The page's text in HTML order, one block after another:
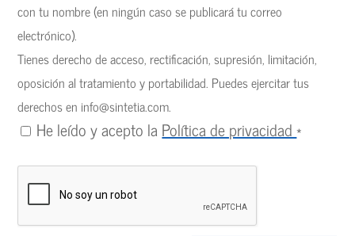
con tu nombre (en ningún caso se publicará tu correo
electrónico).
Tienes derecho de acceso, rectificación, supresión, limitación,
oposición al tratamiento y portabilidad. Puedes ejercitar tus
derechos en info@sintetia.com.
He leído y acepto la Política de privacidad*